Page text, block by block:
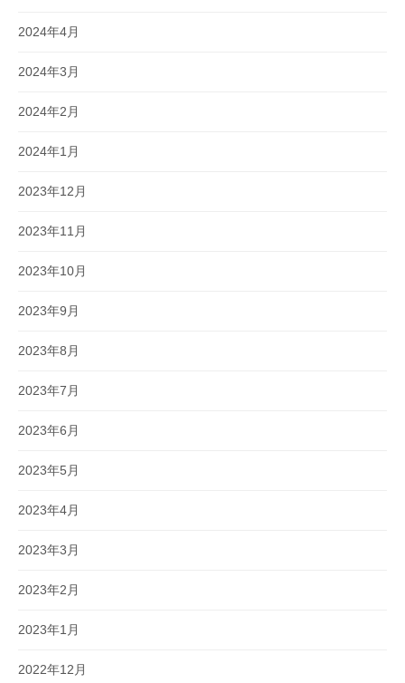
2024年4月
2024年3月
2024年2月
2024年1月
2023年12月
2023年11月
2023年10月
2023年9月
2023年8月
2023年7月
2023年6月
2023年5月
2023年4月
2023年3月
2023年2月
2023年1月
2022年12月